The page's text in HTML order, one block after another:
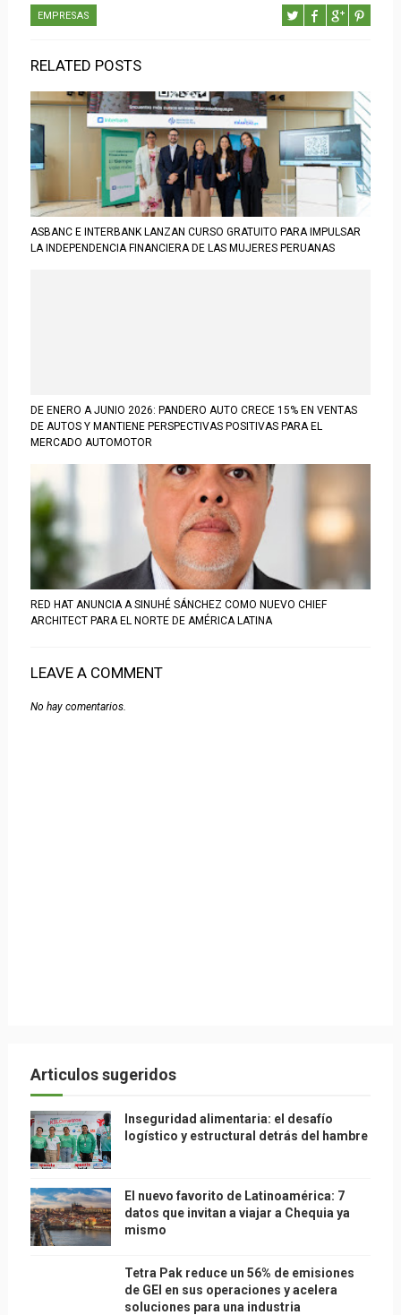
EMPRESAS
RELATED POSTS
ASBANC E INTERBANK LANZAN CURSO GRATUITO PARA IMPULSAR
LA INDEPENDENCIA FINANCIERA DE LAS MUJERES PERUANAS
DE ENERO A JUNIO 2026: PANDERO AUTO CRECE 15% EN VENTAS
DE AUTOS Y MANTIENE PERSPECTIVAS POSITIVAS PARA EL
MERCADO AUTOMOTOR
RED HAT ANUNCIA A SINUHÉ SÁNCHEZ COMO NUEVO CHIEF
ARCHITECT PARA EL NORTE DE AMÉRICA LATINA
LEAVE A COMMENT
No hay comentarios.
Articulos sugeridos
Inseguridad alimentaria: el desafío
logístico y estructural detrás del hambre
El nuevo favorito de Latinoamérica: 7
datos que invitan a viajar a Chequia ya
mismo
Tetra Pak reduce un 56% de emisiones
de GEI en sus operaciones y acelera
soluciones para una industria